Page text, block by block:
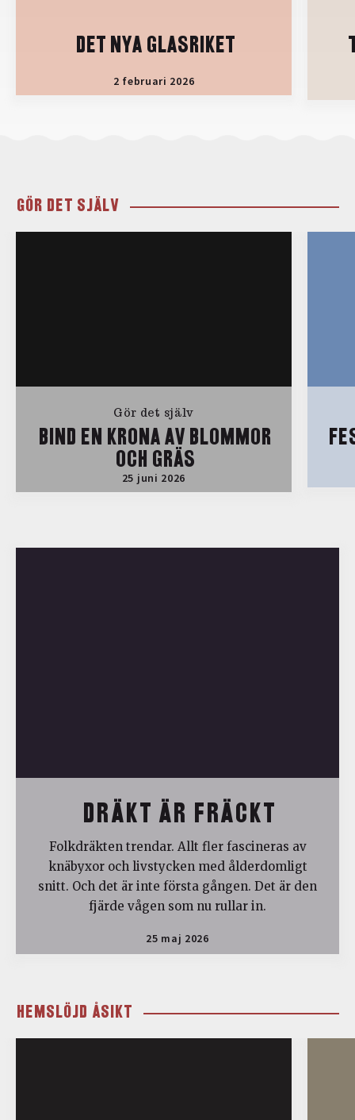
DET NYA GLASRIKET
2 februari 2026
GÖR DET SJÄLV
Gör det själv
BIND EN KRONA AV BLOMMOR
OCH GRÄS
25 juni 2026
DRÄKT ÄR FRÄCKT
Folkdräkten trendar. Allt fler fascineras av
knäbyxor och livstycken med ålderdomligt
snitt. Och det är inte första gången. Det är den
fjärde vågen som nu rullar in.
25 maj 2026
HEMSLÖJD ÅSIKT